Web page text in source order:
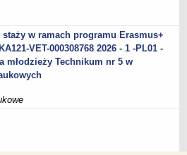
w ramach programu Erasmus+
VET-000308768 2026 - 1 -PL01 -
młodzieży Technikum nr 5 w